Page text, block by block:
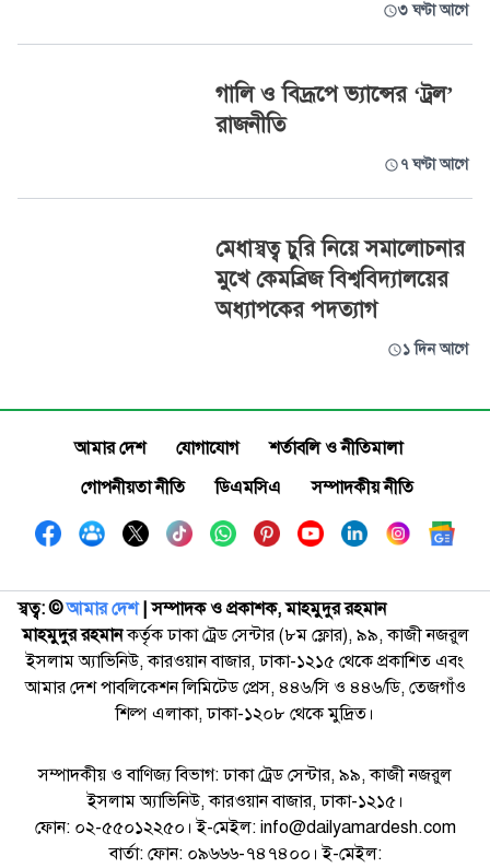
৩ ঘণ্টা আগে
গালি ও বিদ্রূপে ভ্যান্সের ‘ট্রল’
রাজনীতি
৭ ঘণ্টা আগে
মেধাস্বত্ব চুরি নিয়ে সমালোচনার
মুখে কেমব্রিজ বিশ্ববিদ্যালয়ের
অধ্যাপকের পদত্যাগ
১ দিন আগে
আমার দেশ যোগাযোগ
শর্তাবলি ও নীতিমালা
গোপনীয়তা নীতি
ডিএমসিএ সম্পাদকীয় নীতি
স্বত্ব: ©️আমার দেশ| সম্পাদক ও প্রকাশক, মাহমুদুর রহমান
মাহমুদুর রহমানকর্তৃক ঢাকা ট্রেড সেন্টার (৮ম ফ্লোর), ৯৯, কাজী নজরুল
ইসলাম অ্যাভিনিউ, কারওয়ান বাজার, ঢাকা-১২১৫ থেকে প্রকাশিত এবং
আমার দেশ পাবলিকেশন লিমিটেড প্রেস, ৪৪৬/সি ও ৪৪৬/ডি, তেজগাঁও
শিল্প এলাকা, ঢাকা-১২০৮ থেকে মুদ্রিত।
সম্পাদকীয় ও বাণিজ্য বিভাগ: ঢাকা ট্রেড সেন্টার, ৯৯, কাজী নজরুল
ইসলাম অ্যাভিনিউ, কারওয়ান বাজার, ঢাকা-১২১৫।
ফোন: ০২-৫৫০১২২৫০। ই-মেইল: info@dailyamardesh.com
বার্তা: ফোন: ০৯৬৬৬-৭৪৭৪০০। ই-মেইল: